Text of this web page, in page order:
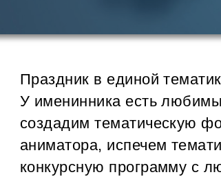
Праздник в единой
У именинника есть
создадим тематическую
аниматора, испечем
конкурсную программу с